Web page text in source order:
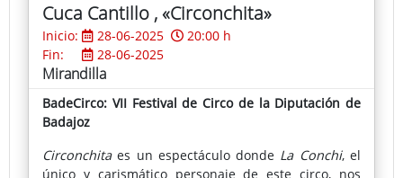
Cuca Cantillo , «Circonchita»
Inicio: 28-06-2025
20:00 h
Fin:
28-06-2025
Mirandilla
BadeCirco: VII Festival de Circo de la Diputación de
Badajoz
Circonchitaes un espectáculo donde La Conchi, el
único y carismático personaje de este circo, nos